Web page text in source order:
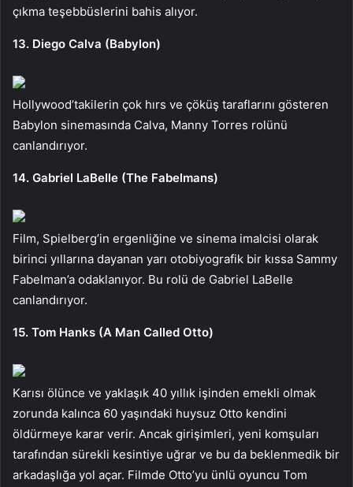
çıkma teşebbüslerini bahis alıyor.
13. Diego Calva (Babylon)
Hollywood’takilerin çok hırs ve çöküş taraflarını gösteren
Babylon sinemasında Calva, Manny Torres rolünü
canlandırıyor.
14. Gabriel LaBelle (The Fabelmans)
Film, Spielberg’in ergenliğine ve sinema imalcisi olarak
birinci yıllarına dayanan yarı otobiyografik bir kıssa Sammy
Fabelman’a odaklanıyor. Bu rolü de Gabriel LaBelle
canlandırıyor.
15. Tom Hanks (A Man Called Otto)
Karısı ölünce ve yaklaşık 40 yıllık işinden emekli olmak
zorunda kalınca 60 yaşındaki huysuz Otto kendini
öldürmeye karar verir. Ancak girişimleri, yeni komşuları
tarafından sürekli kesintiye uğrar ve bu da beklenmedik bir
arkadaşlığa yol açar. Filmde Otto’yu ünlü oyuncu Tom